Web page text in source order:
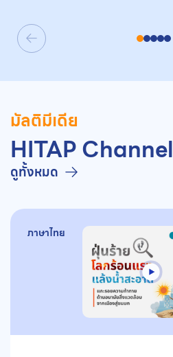
มัลติมีเดีย
HITAP Channel
ดูทั้งหมด
ภาษาไทย